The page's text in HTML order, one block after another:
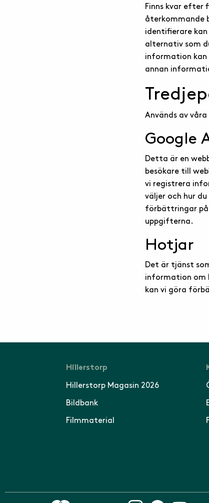
Finns kvar efter
återkommande
identifierare
alternativ som
information kan
annan
Används av
Google
Detta är en
besökare till
vi registrera
väljer och hur
förbättringar på
uppgifterna.
Hotjar
Det är tjänst
information om
kan vi göra
Hillerstorp
Hillerstorp Magasin 2026
Bildbank
Filmmaterial